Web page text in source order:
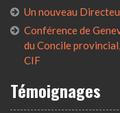
Un nouveau
Conférence de
du Concile
CIF
Témoignages